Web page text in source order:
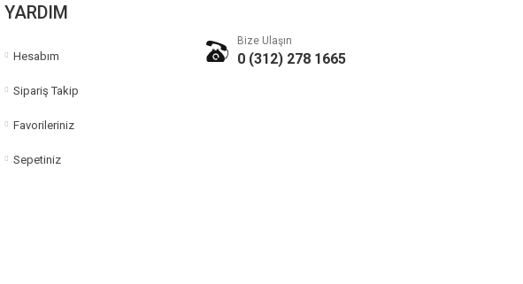
YARDIM
Hesabım
Sipariş Takip
Favorileriniz
Sepetiniz
Bize Ulaşın
0 (312) 278 1665